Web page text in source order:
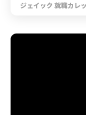
ジェイック 就職カレ